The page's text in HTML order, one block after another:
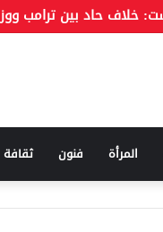
المرأة فنون ثقافة